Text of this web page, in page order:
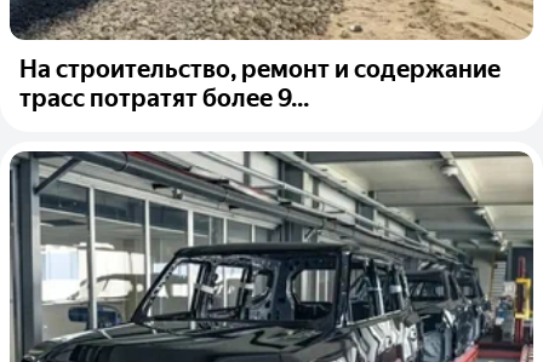
На строительство, ремонт и содержание
трасс потратят более 9...